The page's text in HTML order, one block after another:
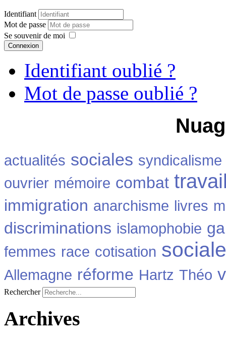
Identifiant
Mot de passe
Se souvenir de moi
Connexion
Identifiant oublié ?
Mot de passe oublié ?
actualités sociales syndicalisme
ouvrier mémoire combat
immigration anarchisme livres
discriminations islamophobie
femmes race cotisation sociale
Allemagne réforme Hartz Théo
Rechercher
Archives